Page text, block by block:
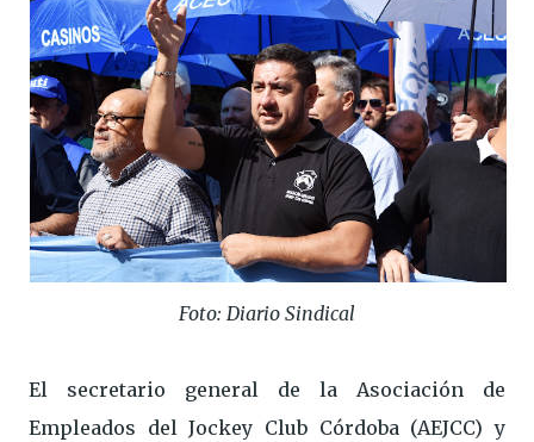
Foto: Diario Sindical
El secretario general de la Asociación de
Empleados del Jockey Club Córdoba (AEJCC) y